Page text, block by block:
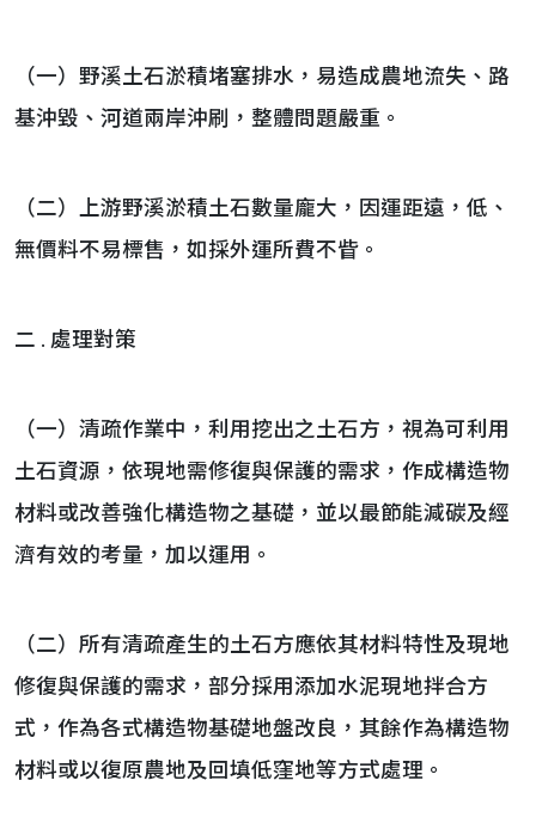
（一）野溪土石淤積堵塞排水，易造成農地流失、路
基沖毀、河道兩岸沖刷，整體問題嚴重。
（二）上游野溪淤積土石數量龐大，因運距遠，低、
無價料不易標售，如採外運所費不眥。
二 . 處理對策
（一）清疏作業中，利用挖出之土石方，視為可利用
土石資源，依現地需修復與保護的需求，作成構造物
材料或改善強化構造物之基礎，並以最節能減碳及經
濟有效的考量，加以運用。
（二）所有清疏產生的土石方應依其材料特性及現地
修復與保護的需求，部分採用添加水泥現地拌合方
式，作為各式構造物基礎地盤改良，其餘作為構造物
材料或以復原農地及回填低窪地等方式處理。